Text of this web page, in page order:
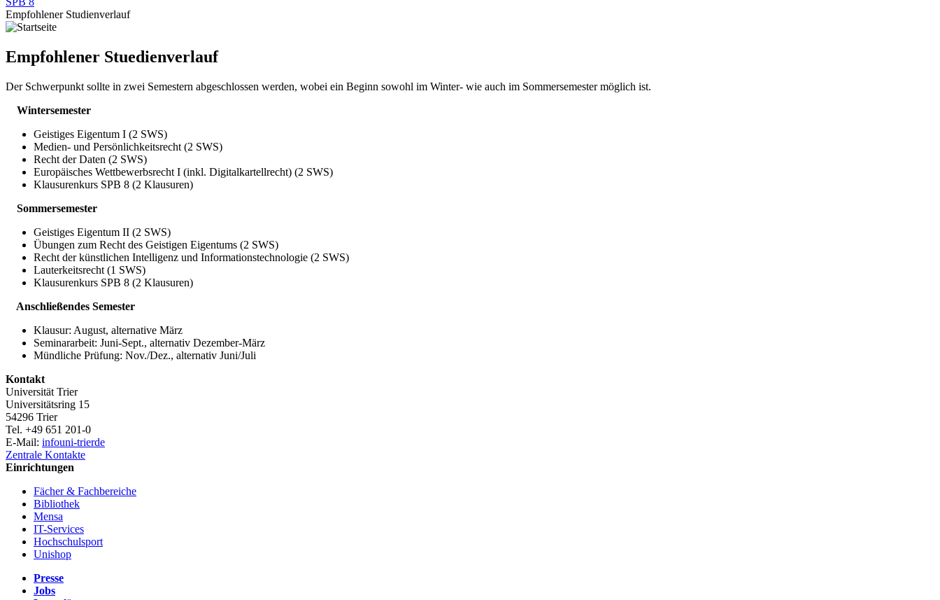
Empfohlener Studienverlauf
Empfohlener Stuedienverlauf
Der Schwerpunkt sollte in zwei Semestern abgeschlossen werden, wobei ein Beginn sowohl im Winter- wie auch im Sommersemester möglich ist.
Wintersemester
Geistiges Eigentum I (2 SWS)
Medien- und Persönlichkeitsrecht (2 SWS)
Recht der Daten (2 SWS)
Europäisches Wettbewerbsrecht I (inkl. Digitalkartellrecht) (2 SWS)
Klausurenkurs SPB 8 (2 Klausuren)
Sommersemester
Geistiges Eigentum II (2 SWS)
Übungen zum Recht des Geistigen Eigentums (2 SWS)
Recht der künstlichen Intelligenz und Informationstechnologie (2 SWS)
Lauterkeitsrecht (1 SWS)
Klausurenkurs SPB 8 (2 Klausuren)
Anschließendes Semester
Klausur: August, alternative März
Seminararbeit: Juni-Sept., alternativ Dezember-März
Mündliche Prüfung: Nov./Dez., alternativ Juni/Juli
Kontakt
Universität Trier
Universitätsring 15
54296 Trier
Tel. +49 651 201-0
E-Mail: infouni-trierde
Zentrale Kontakte
Einrichtungen
Fächer & Fachbereiche
Bibliothek
Mensa
IT-Services
Hochschulsport
Unishop
Presse
Jobs